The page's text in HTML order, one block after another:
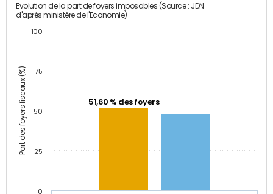
Part des foyers fiscaux (%)
Evolution de la part de foyers imposables (Source : JDN
d'après ministère de l'Economie)
51,60 % des foyers
0
25
50
75
100